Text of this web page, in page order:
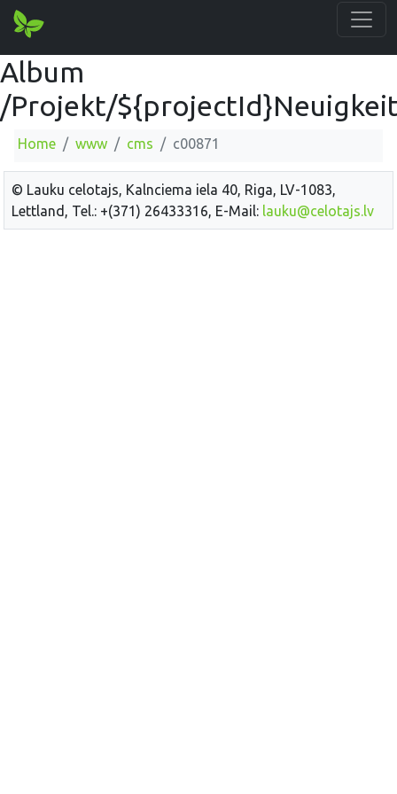
Album
/Projekt/
Home www cms c00871
© Lauku celotajs, Kalnciema iela 40, Riga, LV-1083,
Lettland, Tel.: +(371) 26433316, E-Mail: lauku@celotajs.lv